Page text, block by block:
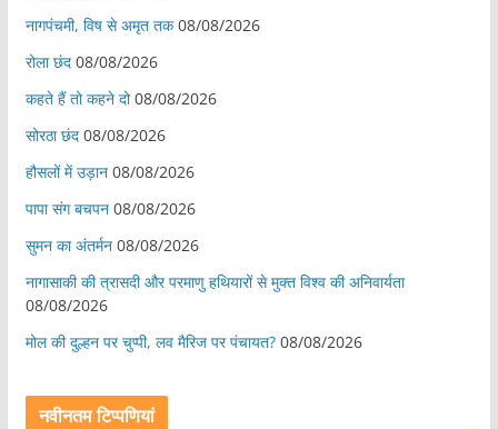
नागपंचमी, ​विष से अमृत तक 08/08/2026
रोला छंद 08/08/2026
कहते हैं तो कहने दो 08/08/2026
सोरठा छंद 08/08/2026
हौसलों में उड़ान 08/08/2026
पापा संग बचपन 08/08/2026
सुमन का अंतर्मन 08/08/2026
नागासाकी की त्रासदी और परमाणु हथियारों से मुक्त विश्व की अनिवार्यता
08/08/2026
मोल की दुल्हन पर चुप्पी, लव मैरिज पर पंचायत? 08/08/2026
नवीनतम टिप्पणियां